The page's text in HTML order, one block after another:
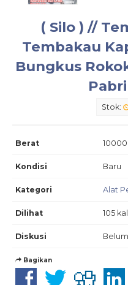
( Silo ) //
Tembakau
Bungkus
Stok:
Berat
Kondisi Baru
Kategori Alat
Dilihat 105
Diskusi
Bagikan